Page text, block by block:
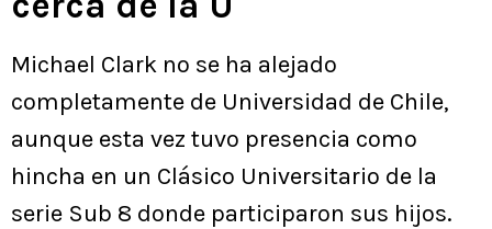
Michael Clark no se ha alejado
completamente de Universidad de Chile,
aunque esta vez tuvo presencia como
hincha en un Clásico Universitario de la
serie Sub 8 donde participaron sus hijos.